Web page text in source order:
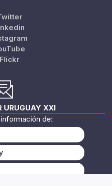
URUGUAY XXI
de: